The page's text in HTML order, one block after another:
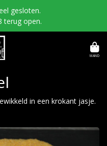
gesloten.
terug open.
MAND
in een krokant jasje.